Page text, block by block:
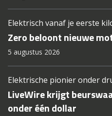
Elektrisch vanaf je eerste
Zero beloont nieuwe
5 augustus 2026
Elektrische pionier onder
LiveWire krijgt
onder één dollar